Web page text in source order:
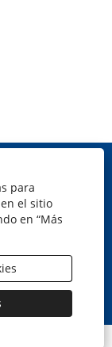
para
el sitio
en “Más